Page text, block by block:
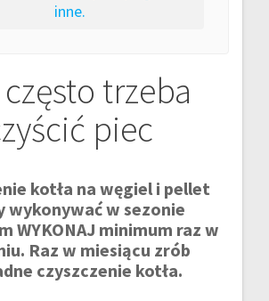
inne.
trzeba
piec
kotła na węgiel i pellet
wykonywać w sezonie
WYKONAJ minimum raz w
Raz w miesiącu zrób
czyszczenie kotła.